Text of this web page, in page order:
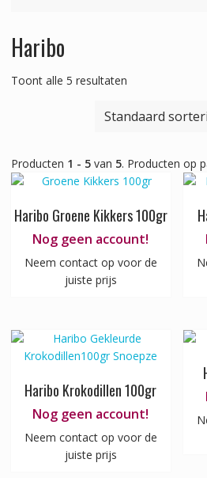
Haribo
Toont alle 5 resultaten
Producten 1 - 5van 5. Producten op
Haribo Groene Kikkers 100gr
Nog geen account!
Neem contact op voor de
juiste prijs
Haribo Krokodillen 100gr
Nog geen account!
Neem contact op voor de
juiste prijs